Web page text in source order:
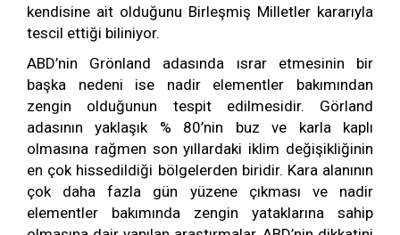
kendisine ait olduğunu Birleşmiş Milletler kararıyla
tescil ettiği biliniyor.
ABD’nin Grönland adasında ısrar etmesinin bir
başka nedeni ise nadir elementler bakımından
zengin olduğunun tespit edilmesidir. Görland
adasının yaklaşık % 80’nin buz ve karla kaplı
olmasına rağmen son yıllardaki iklim değişikliğinin
en çok hissedildiği bölgelerden biridir. Kara alanının
çok daha fazla gün yüzene çıkması ve nadir
elementler bakımında zengin yataklarına sahip